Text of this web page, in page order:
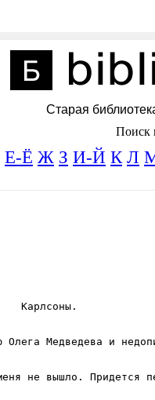
Старая
Поиск
Е-Ё Ж З И-Й К Л
Карлсоны.
Олега Медведева и
не вышло. Придется